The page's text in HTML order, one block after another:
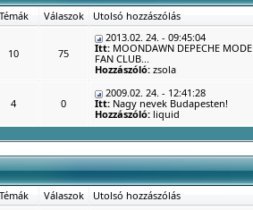
Témák Válaszok
Utolsó hozzászólás
10 75
2013.02. 24. - 09:45:04
Itt: MOONDAWN DEPECHE MODE
FAN CLUB...
Hozzászóló: zsola
4 0
2009.02. 24. - 12:41:28
Itt: Nagy nevek Budapesten!
Hozzászóló: liquid
Témák Válaszok
Utolsó hozzászólás